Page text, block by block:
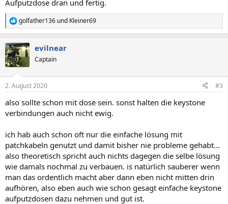
Aufputzdose dran und fertig.
R
e
k
t
i
e
:
golfather136 und Kleiner69
evilnear
Captain
2. August 2020 #3
also sollte schon mit dose sein. sonst halten die keystone
verbindungen auch nicht ewig.
ich hab auch schon oft nur die einfache lösung mit
patchkabeln genutzt und damit bisher nie probleme gehabt...
also theoretisch spricht auch nichts dagegen die selbe lösung
wie damals nochmal zu verbauen. is natürlich sauberer wenn
man das ordentlich macht aber dann eben nicht mitten drin
aufhören, also eben auch wie schon gesagt einfache keystone
aufputzdosen dazu nehmen und gut ist.